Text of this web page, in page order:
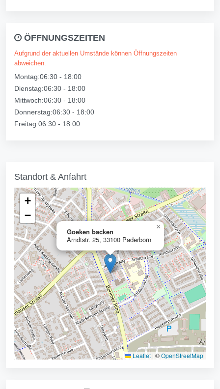
ÖFFNUNGSZEITEN
Aufgrund der aktuellen Umstände können Öffnungszeiten
abweichen.
Montag:06:30 - 18:00
Dienstag:06:30 - 18:00
Mittwoch:06:30 - 18:00
Donnerstag:06:30 - 18:00
Freitag:06:30 - 18:00
Standort & Anfahrt
Goeken backen
Arndtstr. 25, 33100 Paderborn
×
+
−
Leaflet | ©OpenStreetMap